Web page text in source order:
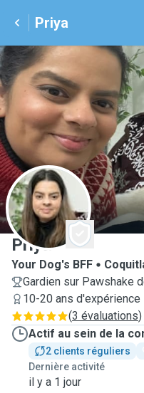
Priya
P
Priya
Your Dog's BFF
Gardien sur Pawshake
10-20 ans d'expérience
(3 évaluations)
Actif au sein de la
2 clients réguliers
Dernière activité
il y a 1 jour